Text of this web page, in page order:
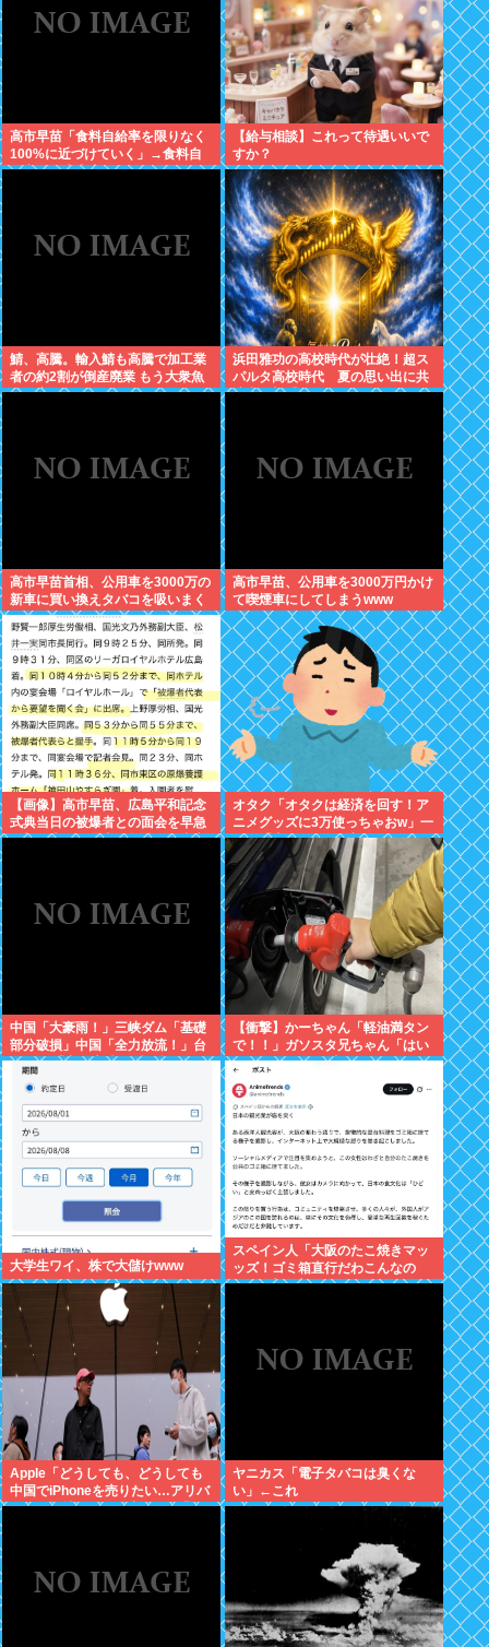
高市早苗「食料自給率を限りなく
100%に近づけていく」→食料自
給率が日本史上最低になってしま
【給与相談】これって待遇いいで
すか？
鯖、高騰。輸入鯖も高騰で加工業
者の約2割が倒産廃業 もう大衆魚
から高級魚へ…
浜田雅功の高校時代が壮絶！超ス
パルタ高校時代 夏の思い出に共
演者衝撃「ええ？」
高市早苗首相、公用車を3000万の
新車に買い換えタバコを吸いまく
っていた
高市早苗、公用車を3000万円かけ
て喫煙車にしてしまうwww
【画像】高市早苗、広島平和記念
式典当日の被爆者との面会を早急
に切り上げた理由は午後から東京
オタク「オタクは経済を回す！ア
ニメグッズに3万使っちゃおw」一
般人「車に500万、家に3000万、
観光して5万、交際費に5万」
中国「大豪雨！」三峡ダム「基礎
部分破損」中国「全力放流！」台
風13号「中国上陸予測」台風15号
「中国接近（画像」中国「台風同
時上陸！（穀物生産が壊滅危機」
【衝撃】かーちゃん「軽油満タン
で！！」ガソスタ兄ちゃん「はい
(レギュラーの間違いだろな…)」
⇒結果ｗｗ
大学生ワイ、株で大儲けwww
スペイン人「大阪のたこ焼きマッ
ッズ！ゴミ箱直行だわこんなの
w」←大炎上してしまう
Apple「どうしても、どうしても
中国でiPhoneを売りたい…アリバ
バさん提携しよ！」中国AI企業に
ヤニカス「電子タバコは臭くな
い」←これ